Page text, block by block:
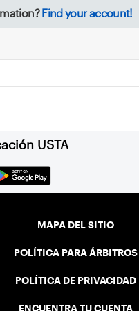
Find your account!
USTA
MAPA DEL SITIO
POLÍTICA PARA ÁRBITROS
POLÍTICA DE PRIVACIDAD
ENCUENTRA TU CUENTA